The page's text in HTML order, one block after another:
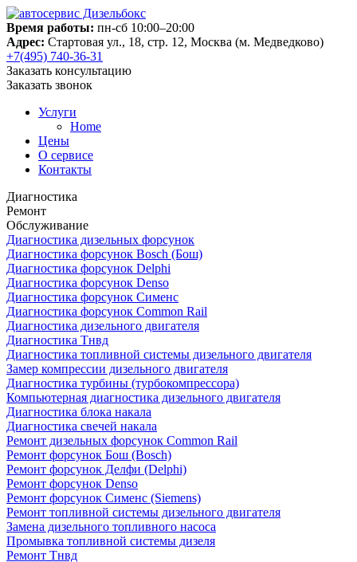
Время работы: пн-сб 10:00–20:00
Адрес: Стартовая ул., 18, стр. 12, Москва (м. Медведково)
+7(495) 740-36-31
Заказать консультацию
Заказать звонок
Услуги
Home
Цены
О сервисе
Контакты
Диагностика
Ремонт
Обслуживание
Диагностика дизельных форсунок
Диагностика форсунок Bosch (Бош)
Диагностика форсунок Delphi
Диагностика форсунок Denso
Диагностика форсунок Сименс
Диагностика форсунок Common Rail
Диагностика дизельного двигателя
Диагностика Тнвд
Диагностика топливной системы дизельного двигателя
Замер компрессии дизельного двигателя
Диагностика турбины (турбокомпрессора)
Компьютерная диагностика дизельного двигателя
Диагностика блока накала
Диагностика свечей накала
Ремонт дизельных форсунок Common Rail
Ремонт форсунок Бош (Bosch)
Ремонт форсунок Делфи (Delphi)
Ремонт форсунок Denso
Ремонт форсунок Сименс (Siemens)
Ремонт топливной системы дизельного двигателя
Замена дизельного топливного насоса
Промывка топливной системы дизеля
Ремонт Тнвд